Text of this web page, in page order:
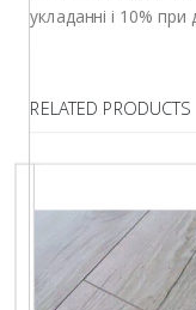
укладанні і 10% при
RELATED PRODUCTS